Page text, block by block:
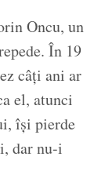
Oncu, un
În 19
câți ani ar
el, atunci
își pierde
dar nu-i